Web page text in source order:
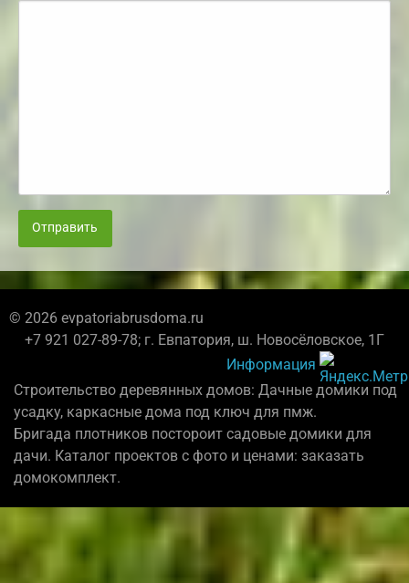
Отправить
© 2026 evpatoriabrusdoma.ru
+7 921 027-89-78; г. Евпатория, ш. Новосёловское, 1Г
Информация
Строительство деревянных домов: Дачные домики под
усадку, каркасные дома под ключ для пмж.
Бригада плотников постороит садовые домики для
дачи. Каталог проектов с фото и ценами: заказать
домокомплект.